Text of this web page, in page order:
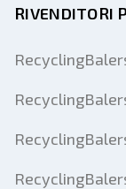
RIVENDITORI